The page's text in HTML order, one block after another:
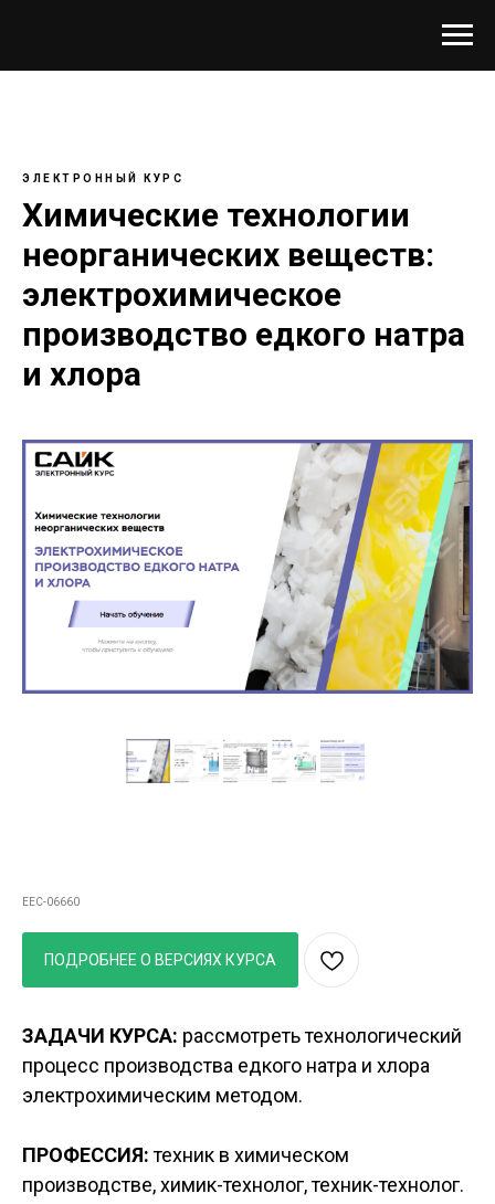
ЭЛЕКТРОННЫЙ КУРС
Химические технологии
неорганических веществ:
электрохимическое
производство едкого натра
и хлора
EEC-06660
ПОДРОБНЕЕ О ВЕРСИЯХ КУРСА
ЗАДАЧИ КУРСА: рассмотреть технологический
процесс производства едкого натра и хлора
электрохимическим методом.
ПРОФЕССИЯ:техник в химическом
производстве, химик-технолог, техник-технолог.